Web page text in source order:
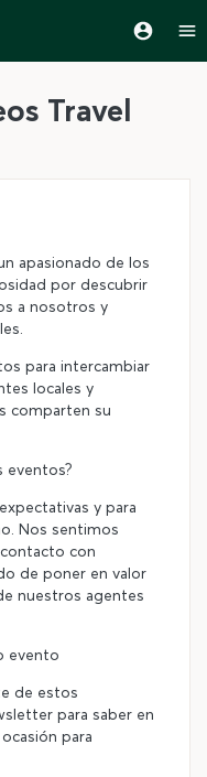
Travel
apasionado de los
por descubrir
a nosotros y
para intercambiar
locales y
comparten su
eventos?
y para
Nos sentimos
con
de poner en valor
nuestros agentes
evento
de estos
para saber en
para